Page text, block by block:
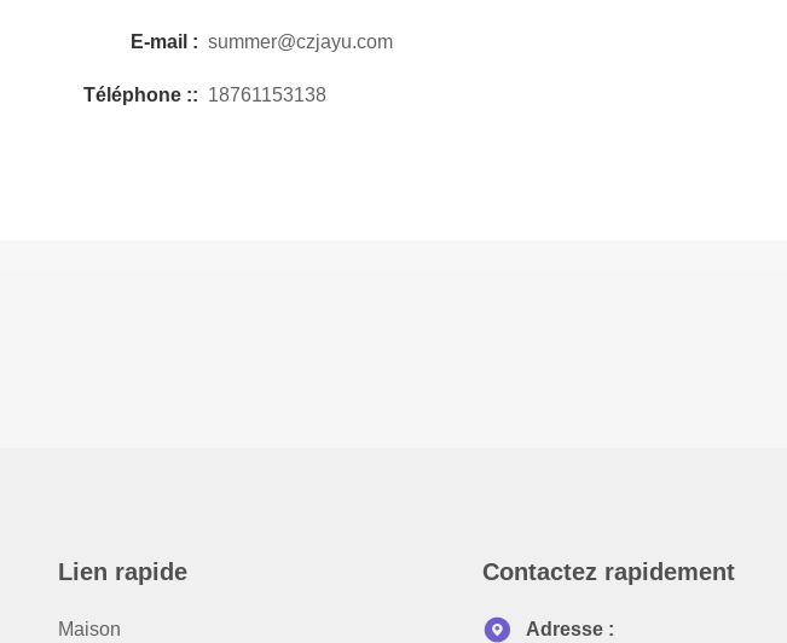
E-mail : summer@czjayu.com
Téléphone :: 18761153138
Lien rapide
Maison
Contactez rapidement
Adresse :